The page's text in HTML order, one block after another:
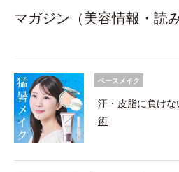
マガジン（美容情報・読み
ベースメイク
汗・皮脂に負けな
術